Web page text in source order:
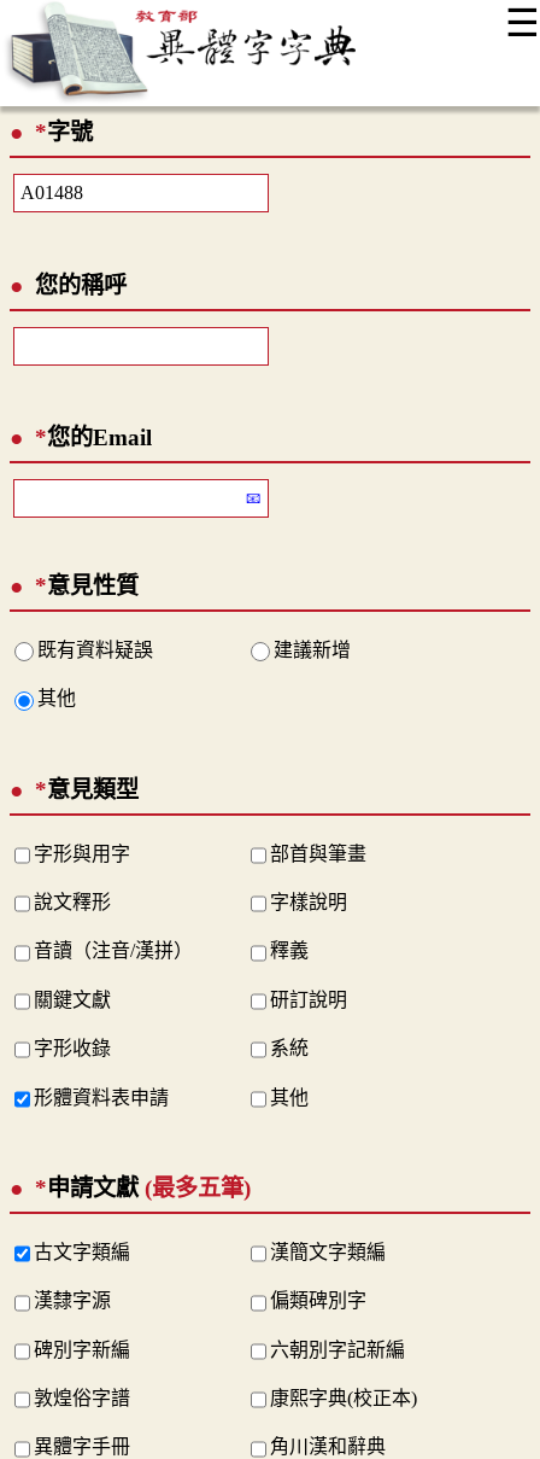
☰
最新消息
*字號
您的稱呼
*您的Email
*意見性質
既有資料疑誤 建議新增
其他
*意見類型
字形與用字 部首與筆畫
說文釋形 字樣說明
音讀（注音/漢拼） 釋義
關鍵文獻 研訂說明
字形收錄 系統
形體資料表申請 其他
*申請文獻(最多五筆)
古文字類編 漢簡文字類編
漢隸字源 偏類碑別字
碑別字新編 六朝別字記新編
敦煌俗字譜 康熙字典(校正本)
異體字手冊 角川漢和辭典